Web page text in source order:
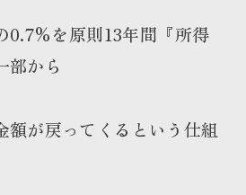
0.7%を原則13年間『所得
部から
額が戻ってくるという仕組